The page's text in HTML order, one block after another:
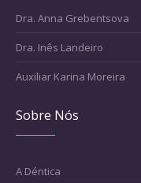
Dra. Anna Grebentsova
Dra. Inês Landeiro
Auxiliar Karina Moreira
Sobre Nós
A Déntica